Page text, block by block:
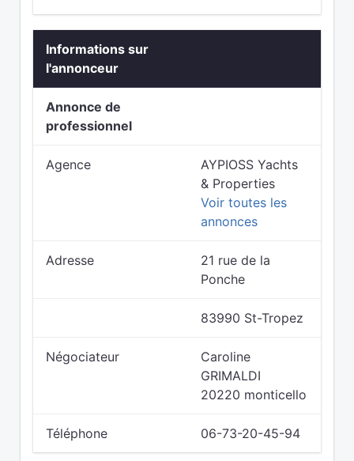
Informations sur
l'annonceur
Annonce de
professionnel
Agence
AYPIOSS Yachts
& Properties
Voir toutes les
annonces
Adresse
21 rue de la
Ponche
83990 St-Tropez
Négociateur
Caroline
GRIMALDI
20220 monticello
Téléphone 06-73-20-45-94